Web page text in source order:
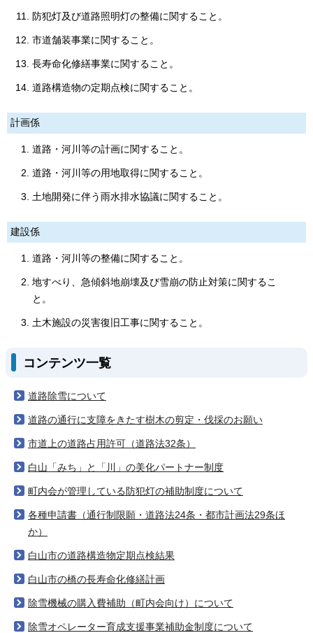
防犯灯及び道路照明灯の整備に関すること。
市道舗装事業に関すること。
長寿命化修繕事業に関すること。
道路構造物の定期点検に関すること。
計画係
道路・河川等の計画に関すること。
道路・河川等の用地取得に関すること。
土地開発に伴う雨水排水協議に関すること。
建設係
道路・河川等の整備に関すること。
地すべり、急傾斜地崩壊及び雪崩の防止対策に関するこ
と。
土木施設の災害復旧工事に関すること。
コンテンツ一覧
道路除雪について
道路の通行に支障をきたす樹木の剪定・伐採のお願い
市道上の道路占用許可（道路法32条）
白山「みち」と「川」の美化パートナー制度
町内会が管理している防犯灯の補助制度について
各種申請書（通行制限願・道路法24条・都市計画法29条ほ
か）
白山市の道路構造物定期点検結果
白山市の橋の長寿命化修繕計画
除雪機械の購入費補助（町内会向け）について
除雪オペレーター育成支援事業補助金制度について